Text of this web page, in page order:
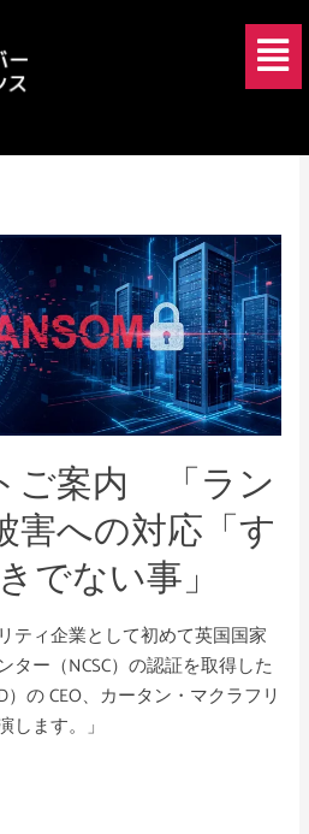
メ
ニ
ュ
ご案内 「ラン
害への対応「す
でない事」
ティ企業として初めて英国国家
ー（NCSC）の認証を取得した
）の CEO、カータン・マクラフリ
します。」